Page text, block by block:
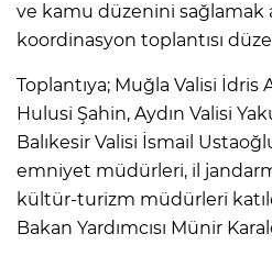
ve kamu düzenini sağlamak
koordinasyon toplantısı
Toplantıya; Muğla Valisi İdris
Hulusi Şahin, Aydın Valisi
Balıkesir Valisi İsmail
emniyet müdürleri, il
kültür-turizm müdürleri
Bakan Yardımcısı Münir